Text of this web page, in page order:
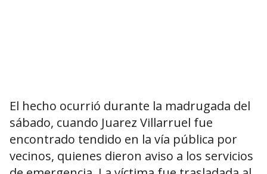
El hecho ocurrió durante la madrugada del
sábado, cuando Juarez Villarruel fue
encontrado tendido en la vía pública por
vecinos, quienes dieron aviso a los servicios